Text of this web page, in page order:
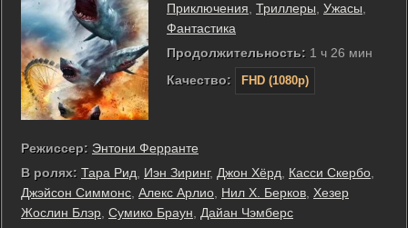
Приключения Триллеры Ужасы
Фантастика
Продолжительность: 1 ч 26 мин
Качество:
FHD (1080p)
Режиссер: Энтони Ферранте
В ролях: Тара Рид Иэн Зиринг, Джон Хёрд Касси Скербо
Джэйсон Симмонс Алекс Арлио Нил Х. Берков Хезер
Жослин Блэр Сумико Браун Дайан Чэмберс